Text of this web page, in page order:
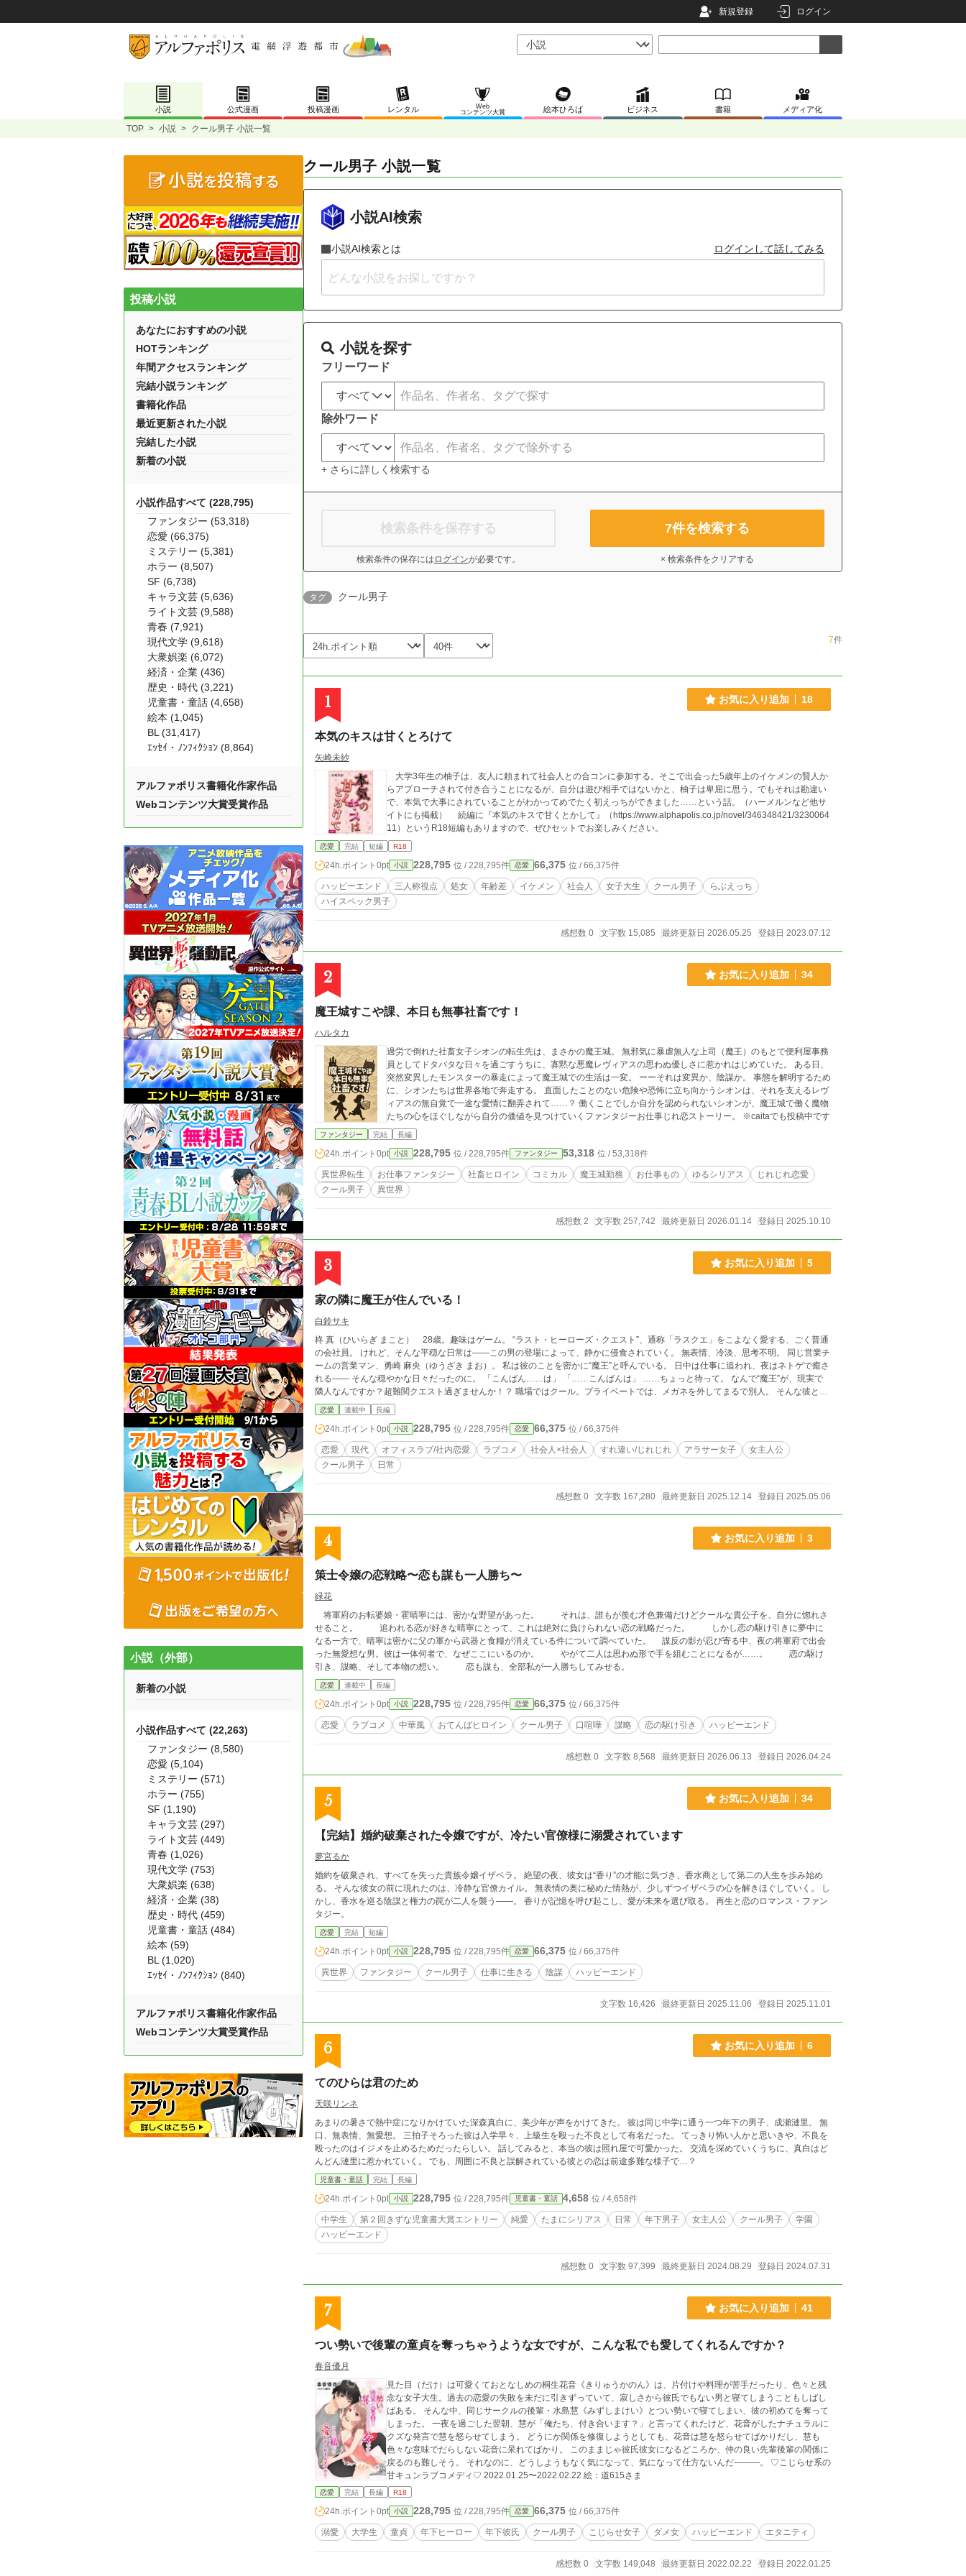
新規登録 ログイン
小説 公式漫画 投稿漫画 レンタル
Web
コンテンツ大賞
絵本ひろば ビジネス 書籍 メディア化
TOP > 小説 > クール男子 小説一覧
クール男子 小説一覧
小説AI検索
小説AI検索とは ログインして話してみる
小説を探す
フリーワード
除外ワード
+ さらに詳しく検索する
検索条件を保存する
検索条件の保存には ログインが必要です。
7件を検索する
× 検索条件をクリアする
タグ クール男子
7件
1 お気に入り追加 18
本気のキスは甘くとろけて
矢崎未紗
大学3年生の柚子は、友人に頼まれて社会人との合コンに参加する。そこで出会った5歳年上のイケメンの賢人か
らアプローチされて付き合うことになるが、自分は遊び相手ではないかと、柚子は卑屈に思う。でもそれは勘違い
で、本気で大事にされていることがわかってめでたく初えっちができました……という話。（ハーメルンなど他サ
イトにも掲載） 続編に『本気のキスで甘くとかして』（https://www.alphapolis.co.jp/novel/346348421/3230064
11）というR18短編もありますので、ぜひセットでお楽しみください。
恋愛 完結 短編 R18
24h.ポイント 0pt 小説 228,795 位 / 228,795件 恋愛 66,375 位 / 66,375件
ハッピーエンド 三人称視点 処女 年齢差 イケメン 社会人 女子大生 クール男子
らぶえっち
ハイスペック男子
感想数 0 文字数 15,085 最終更新日 2026.05.25 登録日 2023.07.12
2 お気に入り追加 34
魔王城すこや課、本日も無事社畜です！
ハルタカ
過労で倒れた社畜女子シオンの転生先は、まさかの魔王城。 無邪気に暴虐無人な上司（魔王）のもとで便利屋事務
員としてドタバタな日々を過ごすうちに、寡黙な悪魔レヴィアスの思わぬ優しさに惹かれはじめていた。 ある日、
突然変異したモンスターの暴走によって魔王城での生活は一変。 ーーそれは変異か、陰謀か。 事態を解明するため
に、シオンたちは世界各地で奔走する。 直面したことのない危険や恐怖に立ち向かうシオンは、それを支えるレヴ
ィアスの無自覚で一途な愛情に翻弄されて……？ 働くことでしか自分を認められないシオンが、魔王城で働く魔物
たちの心をほぐしながら自分の価値を見つけていくファンタジーお仕事じれ恋ストーリー。 ※caitaでも投稿中です
ファンタジー 完結 長編
24h.ポイント 0pt 小説 228,795 位 / 228,795件 ファンタジー 53,318 位 / 53,318件
異世界転生 お仕事ファンタジー 社畜ヒロイン コミカル 魔王城勤務 お仕事もの ゆるシリアス
じれじれ恋愛
クール男子
異世界
感想数 2 文字数 257,742 最終更新日 2026.01.14 登録日 2025.10.10
3 お気に入り追加 5
家の隣に魔王が住んでいる！
白鈴サキ
柊 真（ひいらぎ まこと） 28歳。趣味はゲーム。 “ラスト・ヒーローズ・クエスト”、通称「ラスクエ」をこよなく愛する、ごく普通
の会社員。 けれど、そんな平穏な日常は――この男の登場によって、静かに侵食されていく。 無表情、冷淡、思考不明。 同じ営業チ
ームの営業マン、勇崎 麻央（ゆうざき まお）。 私は彼のことを密かに“魔王”と呼んでいる。 日中は仕事に追われ、夜はネトゲで癒さ
れる―― そんな穏やかな日々だったのに。 「こんばん……は」 「……こんばんは」 ……ちょっと待って。 なんで“魔王”が、現実で
隣人なんですか？超難関クエスト過ぎませんか！？ 職場ではクール。プライベートでは、メガネを外してまるで別人。 そんな彼と
の、ちょっぴり不器用でじれったい日常が、今、始まる。 ゲーム好きOL×不器用すぎる“魔王”系営業マン×頼れるフレンド（！？）の
社会人スローラブコメ、開幕！
恋愛 連載中 長編
24h.ポイント 0pt 小説 228,795 位 / 228,795件 恋愛 66,375 位 / 66,375件
恋愛 現代 オフィスラブ/社内恋愛 ラブコメ 社会人×社会人 すれ違い/じれじれ アラサー女子
女主人公
クール男子
日常
感想数 0 文字数 167,280 最終更新日 2025.12.14 登録日 2025.05.06
4 お気に入り追加 3
策士令嬢の恋戦略〜恋も謀も一人勝ち〜
緑花
将軍府のお転婆娘・霍晴寧には、密かな野望があった。 それは、誰もが羨む才色兼備だけどクールな貴公子を、自分に惚れさ
せること。 追われる恋が好きな晴寧にとって、これは絶対に負けられない恋の戦略だった。 しかし恋の駆け引きに夢中に
なる一方で、晴寧は密かに父の軍から武器と食糧が消えている件について調べていた。 謀反の影が忍び寄る中、夜の将軍府で出会
った無愛想な男。彼は一体何者で、なぜここにいるのか。 やがて二人は思わぬ形で手を組むことになるが……。 恋の駆け
引き、謀略、そして本物の想い。 恋も謀も、全部私が一人勝ちしてみせる。
恋愛 連載中 長編
24h.ポイント 0pt 小説 228,795 位 / 228,795件 恋愛 66,375 位 / 66,375件
恋愛 ラブコメ 中華風 おてんばヒロイン クール男子 口喧嘩 謀略 恋の駆け引き ハッピーエンド
感想数 0 文字数 8,568 最終更新日 2026.06.13 登録日 2026.04.24
5 お気に入り追加 34
【完結】婚約破棄された令嬢ですが、冷たい官僚様に溺愛されています
夢宮るか
婚約を破棄され、すべてを失った貴族令嬢イザベラ。 絶望の夜、彼女は“香り”の才能に気づき、香水商として第二の人生を歩み始め
る。 そんな彼女の前に現れたのは、冷静な官僚カイル。 無表情の奥に秘めた情熱が、少しずつイザベラの心を解きほぐしていく。 し
かし、香水を巡る陰謀と権力の罠が二人を襲う――。 香りが記憶を呼び起こし、愛が未来を選び取る。 再生と恋のロマンス・ファン
タジー。
恋愛 完結 短編
24h.ポイント 0pt 小説 228,795 位 / 228,795件 恋愛 66,375 位 / 66,375件
異世界 ファンタジー クール男子 仕事に生きる 陰謀 ハッピーエンド
文字数 16,426 最終更新日 2025.11.06 登録日 2025.11.01
6 お気に入り追加 6
てのひらは君のため
天咲リンネ
あまりの暑さで熱中症になりかけていた深森真白に、美少年が声をかけてきた。 彼は同じ中学に通う一つ年下の男子、成瀬漣里。 無
口、無表情、無愛想。 三拍子そろった彼は入学早々、上級生を殴った不良として有名だった。 てっきり怖い人かと思いきや、不良を
殴ったのはイジメを止めるためだったらしい。 話してみると、本当の彼は照れ屋で可愛かった。 交流を深めていくうちに、真白はど
んどん漣里に惹かれていく。 でも、周囲に不良と誤解されている彼との恋は前途多難な様子で…？
児童書・童話 完結 長編
24h.ポイント 0pt 小説 228,795 位 / 228,795件 児童書・童話 4,658 位 / 4,658件
中学生 第２回きずな児童書大賞エントリー 純愛 たまにシリアス 日常 年下男子 女主人公 クール男子
学園
ハッピーエンド
感想数 0 文字数 97,399 最終更新日 2024.08.29 登録日 2024.07.31
7 お気に入り追加 41
つい勢いで後輩の童貞を奪っちゃうような女ですが、こんな私でも愛してくれるんですか？
春音優月
見た目（だけ）は可愛くておとなしめの桐生花音《きりゅうかのん》は、片付けや料理が苦手だったり、色々と残
念な女子大生。過去の恋愛の失敗を未だに引きずっていて、寂しさから彼氏でもない男と寝てしまうこともしばし
ばある。 そんな中、同じサークルの後輩・水島慧《みずしまけい》とつい勢いで寝てしまい、彼の初めてを奪って
しまった。 一夜を過ごした翌朝、慧が「俺たち、付き合います？」と言ってくれたけど、花音がしたナチュラルに
クズな発言で慧を怒らせてしまう。 どうにか関係を修復しようとしても、花音は慧を怒らせてばかりだし、慧も
色々な意味でだらしない花音に呆れてばかり。 このままじゃ彼氏彼女になるどころか、仲の良い先輩後輩の関係に
戻るのも難しそう。 それなのに、どうしようもなく気になって、気になって仕方ないんだ———。 ♡こじらせ系の
甘キュンラブコメディ♡ 2022.01.25〜2022.02.22 絵：道615さま
恋愛 完結 長編 R18
24h.ポイント 0pt 小説 228,795 位 / 228,795件 恋愛 66,375 位 / 66,375件
溺愛 大学生 童貞 年下ヒーロー 年下彼氏 クール男子 こじらせ女子 ダメ女 ハッピーエンド エタニティ
感想数 0 文字数 149,048 最終更新日 2022.02.22 登録日 2022.01.25
投稿小説
あなたにおすすめの小説
HOTランキング
年間アクセスランキング
完結小説ランキング
書籍化作品
最近更新された小説
完結した小説
新着の小説
小説作品すべて (228,795)
ファンタジー (53,318)
恋愛 (66,375)
ミステリー (5,381)
ホラー (8,507)
SF (6,738)
キャラ文芸 (5,636)
ライト文芸 (9,588)
青春 (7,921)
現代文学 (9,618)
大衆娯楽 (6,072)
経済・企業 (436)
歴史・時代 (3,221)
児童書・童話 (4,658)
絵本 (1,045)
BL (31,417)
ｴｯｾｲ・ﾉﾝﾌｨｸｼｮﾝ (8,864)
アルファポリス書籍化作家作品
Webコンテンツ大賞受賞作品
小説（外部）
新着の小説
小説作品すべて (22,263)
ファンタジー (8,580)
恋愛 (5,104)
ミステリー (571)
ホラー (755)
SF (1,190)
キャラ文芸 (297)
ライト文芸 (449)
青春 (1,026)
現代文学 (753)
大衆娯楽 (638)
経済・企業 (38)
歴史・時代 (459)
児童書・童話 (484)
絵本 (59)
BL (1,020)
ｴｯｾｲ・ﾉﾝﾌｨｸｼｮﾝ (840)
アルファポリス書籍化作家作品
Webコンテンツ大賞受賞作品